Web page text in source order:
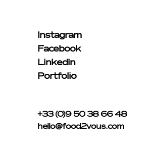
Instagram
Facebook
Linkedin
Portfolio
+33 (0)9 50 38 66 48
hello@food2vous.com